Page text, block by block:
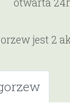
jest 2